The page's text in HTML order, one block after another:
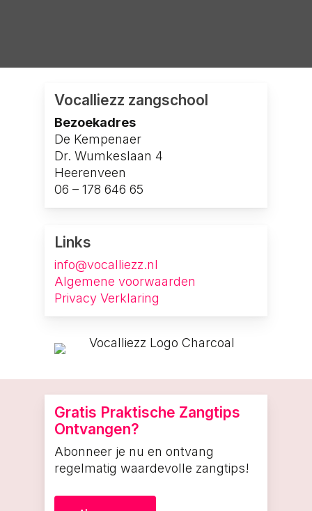
Vocalliezz zangschool
Bezoekadres
De Kempenaer
Dr. Wumkeslaan 4
Heerenveen
06 – 178 646 65
Links
info@vocalliezz.nl
Algemene voorwaarden
Privacy Verklaring
Gratis Praktische Zangtips
Ontvangen?
Abonneer je nu en ontvang
regelmatig waardevolle zangtips!